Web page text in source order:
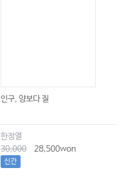
인구, 양보다 질
한정열
30,000
28,500won
신간